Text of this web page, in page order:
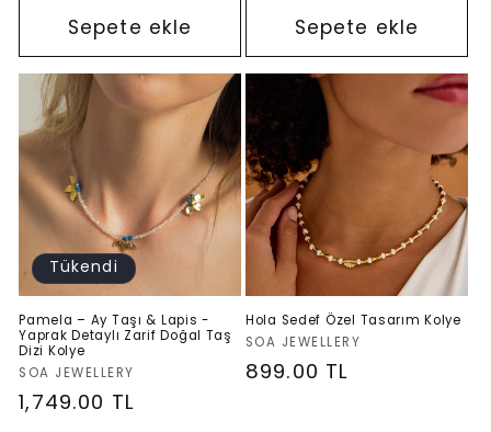
Sepete ekle Sepete ekle
Tükendi
Pamela – Ay Taşı & Lapis -
Yaprak Detaylı Zarif Doğal Taş
Dizi Kolye
Satıcı:
SOA JEWELLERY
Normal
1,749.00 TL
Hola Sedef Özel Tasarım Kolye
Satıcı:
SOA JEWELLERY
Normal
899.00 TL